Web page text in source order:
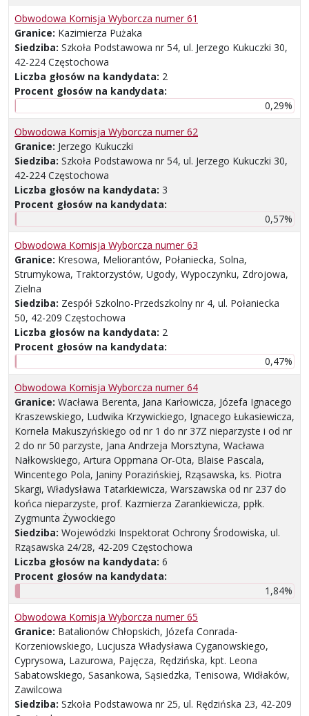
Obwodowa Komisja Wyborcza numer 61
Granice: Kazimierza Pużaka
Siedziba: Szkoła Podstawowa nr 54, ul. Jerzego Kukuczki 30,
42-224 Częstochowa
Liczba głosów na kandydata: 2
Procent głosów na kandydata:
0,29%
Obwodowa Komisja Wyborcza numer 62
Granice: Jerzego Kukuczki
Siedziba: Szkoła Podstawowa nr 54, ul. Jerzego Kukuczki 30,
42-224 Częstochowa
Liczba głosów na kandydata: 3
Procent głosów na kandydata:
0,57%
Obwodowa Komisja Wyborcza numer 63
Granice: Kresowa, Meliorantów, Połaniecka, Solna,
Strumykowa, Traktorzystów, Ugody, Wypoczynku, Zdrojowa,
Zielna
Siedziba: Zespół Szkolno-Przedszkolny nr 4, ul. Połaniecka
50, 42-209 Częstochowa
Liczba głosów na kandydata: 2
Procent głosów na kandydata:
0,47%
Obwodowa Komisja Wyborcza numer 64
Granice: Wacława Berenta, Jana Karłowicza, Józefa Ignacego
Kraszewskiego, Ludwika Krzywickiego, Ignacego Łukasiewicza,
Kornela Makuszyńskiego od nr 1 do nr 37Z nieparzyste i od nr
2 do nr 50 parzyste, Jana Andrzeja Morsztyna, Wacława
Nałkowskiego, Artura Oppmana Or-Ota, Blaise Pascala,
Wincentego Pola, Janiny Porazińskiej, Rząsawska, ks. Piotra
Skargi, Władysława Tatarkiewicza, Warszawska od nr 237 do
końca nieparzyste, prof. Kazmierza Zarankiewicza, ppłk.
Zygmunta Żywockiego
Siedziba: Wojewódzki Inspektorat Ochrony Środowiska, ul.
Rząsawska 24/28, 42-209 Częstochowa
Liczba głosów na kandydata: 6
Procent głosów na kandydata:
1,84%
Obwodowa Komisja Wyborcza numer 65
Granice: Batalionów Chłopskich, Józefa Conrada-
Korzeniowskiego, Lucjusza Władysława Cyganowskiego,
Cyprysowa, Lazurowa, Pajęcza, Rędzińska, kpt. Leona
Sabatowskiego, Sasankowa, Sąsiedzka, Tenisowa, Widłaków,
Zawilcowa
Siedziba: Szkoła Podstawowa nr 25, ul. Rędzińska 23, 42-209